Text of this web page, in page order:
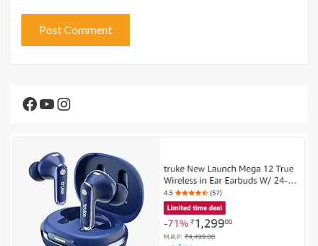
Facebook
YouTube
Instagram